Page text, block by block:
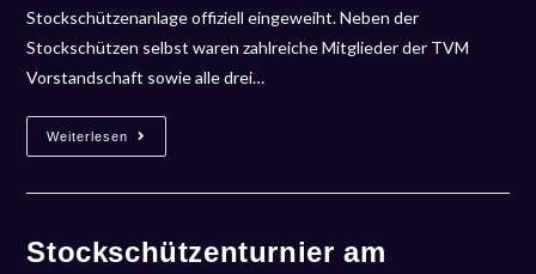
Stockschützenanlage offiziell eingeweiht. Neben der
Stockschützen selbst waren zahlreiche Mitglieder der TVM
Vorstandschaft sowie alle drei…
Weiterlesen
Stockschützenturnier am